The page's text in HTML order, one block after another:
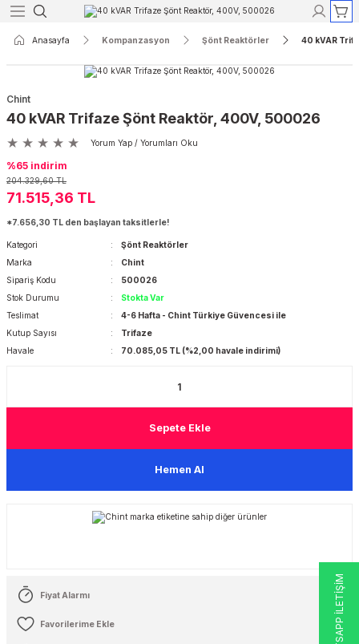
Röleleri
Röleleri
Kontaktörleri
ve Lambaları
Aletleri
Açık Tip Şalterler
4 Kutuplu Açık Tip Şalterler
Şalterleri
Şalterler
Termik Manyetik Şalterler
4 Kutuplu Termik Manyetik
ve Yuvaları
Anasayfa Kompanzasyon Şönt Reaktörler 40 kVAR
Chint
40 kVAR Trifaze Şönt Reaktör, 400V, 500026
Yorum Yap / Yorumları Oku
%65 indirim
204.329,60 TL
71.515,36 TL
*7.656,30 TL den başlayan taksitlerle!
Kategori
Şönt Reaktörler
Marka
Chint
Sipariş Kodu
500026
Stok Durumu
Stokta Var
Teslimat
4-6 Hafta - Chint Türkiye Güvencesi ile
Kutup Sayısı
Trifaze
Havale
70.085,05 TL (%2,00 havale indirimi)
Sepete Ekle
Hemen Al
Fiyat Alarmı WHATSAPP İLETİŞİM